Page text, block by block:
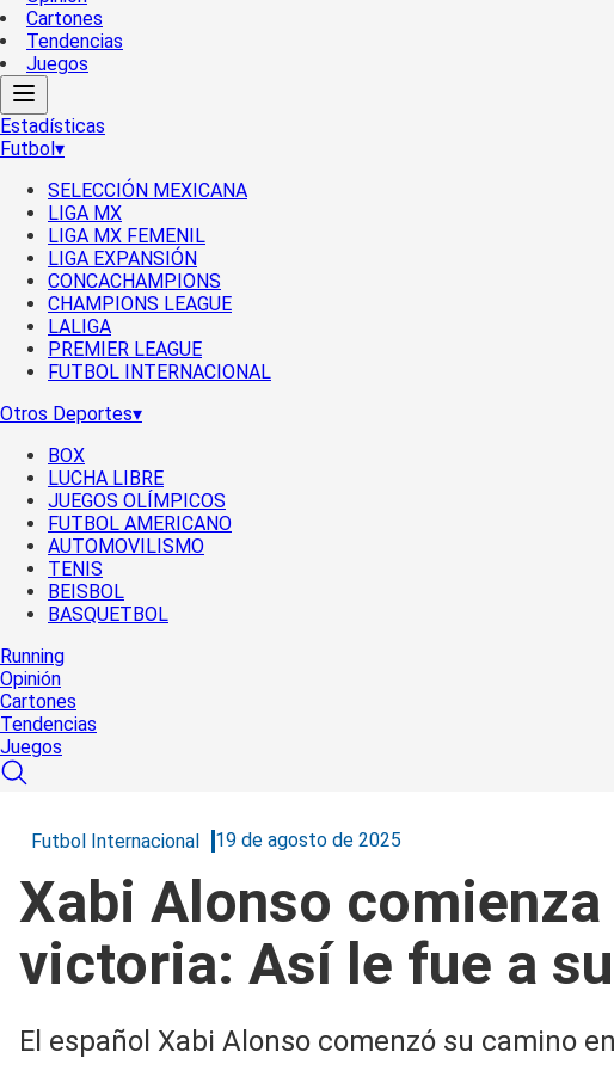
Cartones
Tendencias
Juegos
Estadísticas
Futbol▾
SELECCIÓN MEXICANA
LIGA MX
LIGA MX FEMENIL
LIGA EXPANSIÓN
CONCACHAMPIONS
CHAMPIONS LEAGUE
LALIGA
PREMIER LEAGUE
FUTBOL INTERNACIONAL
Otros Deportes▾
BOX
LUCHA LIBRE
JUEGOS OLÍMPICOS
FUTBOL AMERICANO
AUTOMOVILISMO
TENIS
BEISBOL
BASQUETBOL
Running
Opinión
Cartones
Tendencias
Juegos
Futbol Internacional 19 de agosto de 2025
Xabi Alonso
victoria: Así le fue a
El español Xabi Alonso comenzó su camino